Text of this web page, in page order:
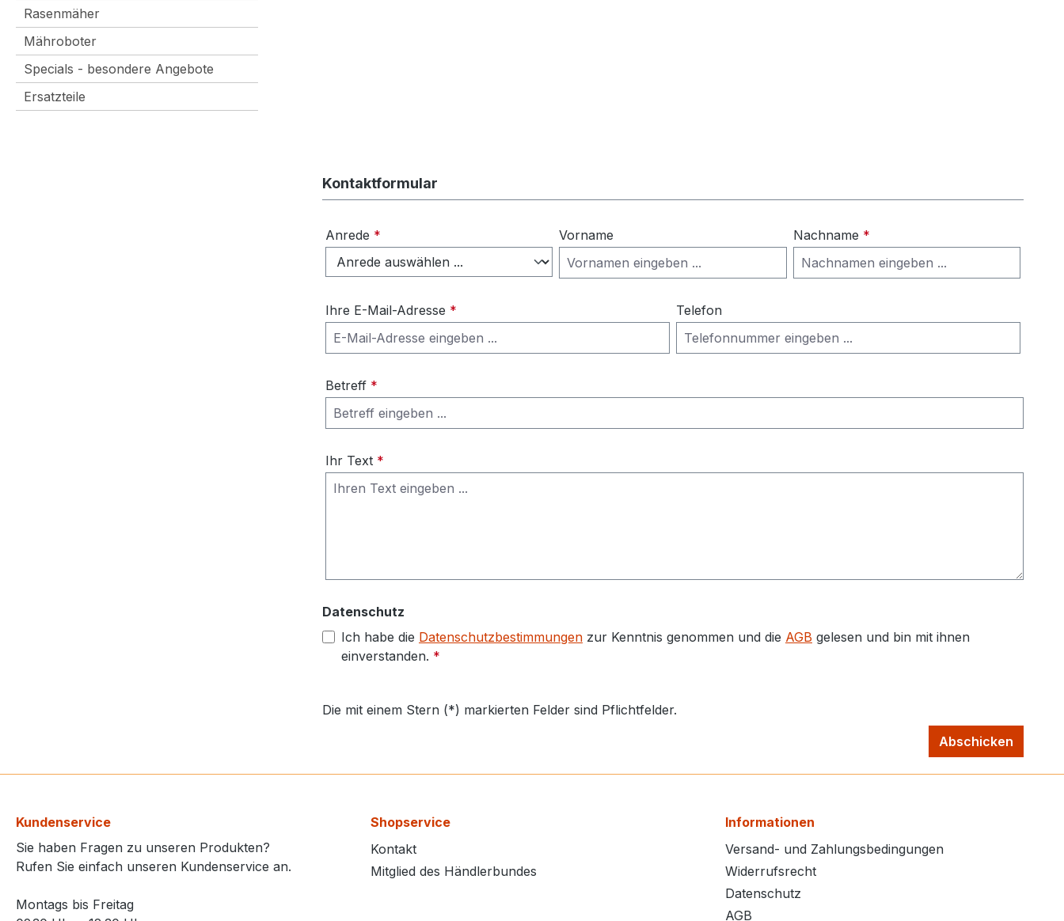
Rasenmäher
Mähroboter
Specials - besondere Angebote
Ersatzteile
Kontaktformular
Anrede * Vorname Nachname *
Ihre E-Mail-Adresse * Telefon
Betreff *
Ihr Text *
Datenschutz
Ich habe die Datenschutzbestimmungen zur Kenntnis genommen und die AGB gelesen und bin mit ihnen
einverstanden. *
Die mit einem Stern (*) markierten Felder sind Pflichtfelder.
Abschicken
Kundenservice
Sie haben Fragen zu unseren Produkten?
Rufen Sie einfach unseren Kundenservice an.
Montags bis Freitag
Shopservice
Kontakt
Mitglied des Händlerbundes
Informationen
Versand- und Zahlungsbedingungen
Widerrufsrecht
Datenschutz
AGB